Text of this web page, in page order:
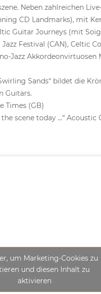
Neben zahlreichen
CD Landmarks), mit
Guitar Journeys (mit
Festival (CAN), Celtic
Jazz
Sands“ bildet die
Guitars.
Times (GB)
scene today …“ Acoustic
um Marketing-Cookies zu
und diesen Inhalt zu
aktivieren